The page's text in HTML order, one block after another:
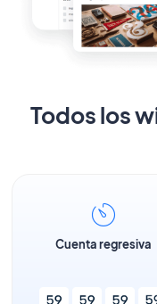
Todos los
Cuenta regresiva